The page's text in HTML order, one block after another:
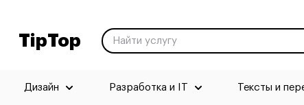
TipTop
Дизайн Разработка и IT Тексты и